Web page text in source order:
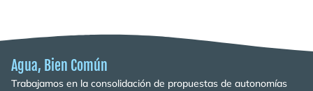
Agua, Bien Común
Trabajamos en la consolidación de propuestas de autonomías